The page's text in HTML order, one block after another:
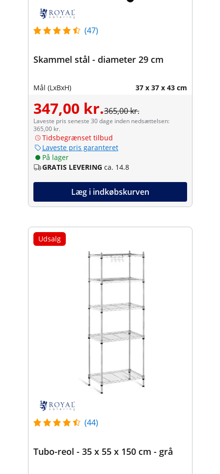
(47)
Skammel stål - diameter 29 cm
Mål (LxBxH) 37 x 37 x 43 cm
347,00 kr.365,00 kr.
Laveste pris seneste 30 dage inden nedsættelsen:
365,00 kr.
Tidsbegrænset tilbud
Laveste pris garanteret
På lager
GRATIS LEVERING ca. 14.8
Læg i indkøbskurven
Udsalg
(44)
Tubo-reol - 35 x 55 x 150 cm - grå